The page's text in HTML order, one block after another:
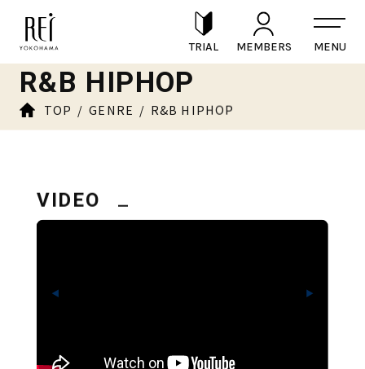
TRIAL MEMBERS
NEWS
ACCESS
CONTACT
R&B HIPHOP
TOP GENRE R&B HIPHOP
VIDEO
◀ ▶